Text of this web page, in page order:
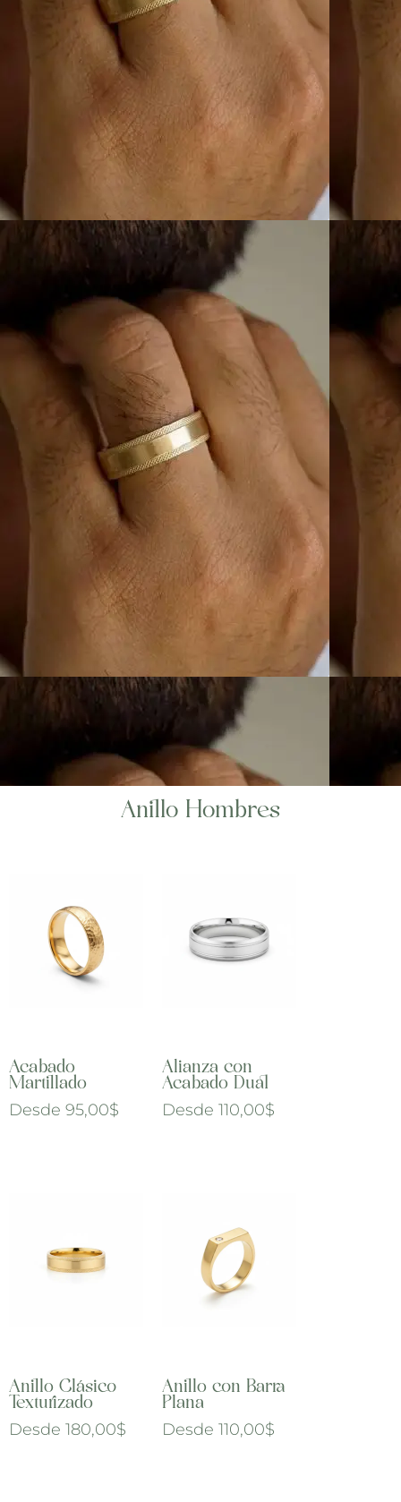
Anillo Hombres
Acabado
Martillado
Desde 95,00$
Alianza con
Acabado Dual
Desde 110,00$
Anillo Clásico
Texturizado
Desde 180,00$
Anillo con Barra
Plana
Desde 110,00$